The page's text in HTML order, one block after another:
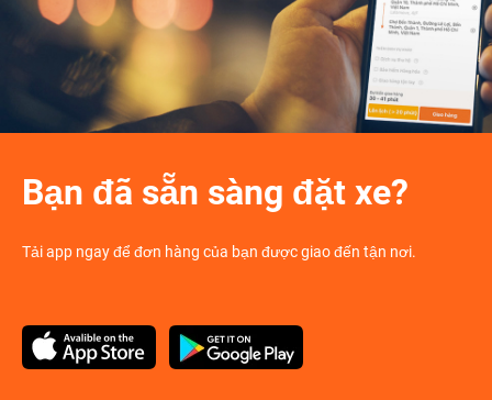
Bạn đã sẵn sàng đặt xe?
Tải app ngay để đơn hàng của bạn được giao đến tận nơi.